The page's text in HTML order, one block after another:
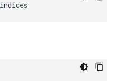
indices